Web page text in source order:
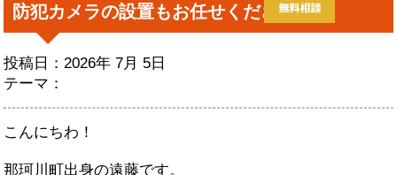
防犯カメラの設置もお任せください！
投稿日：2026年 7月 5日
テーマ：
こんにちわ！
那珂川町出身の遠藤です。